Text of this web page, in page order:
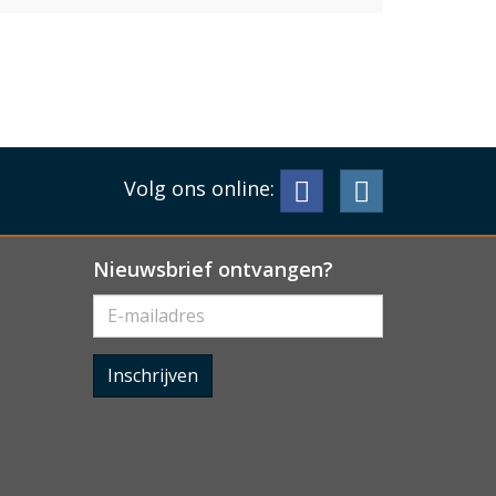
Volg ons online:
Nieuwsbrief ontvangen?
Inschrijven